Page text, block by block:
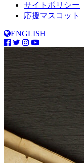
サイトポリシー
応援マスコット
ENGLISH